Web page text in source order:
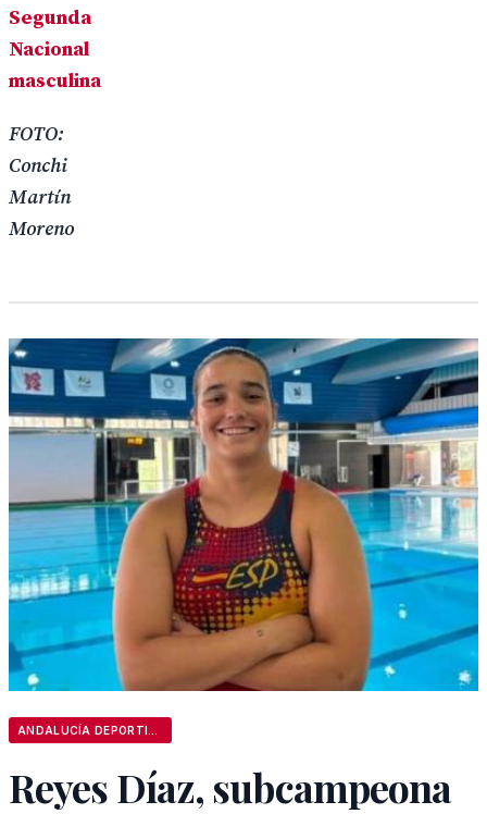
Segunda
Nacional
masculina
FOTO:
Conchi
Martín
Moreno
Reyes Díaz, subcampeona